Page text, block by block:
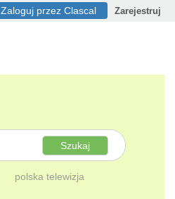
Zaloguj przez Clascal Zarejestruj
Szukaj
polska telewizja